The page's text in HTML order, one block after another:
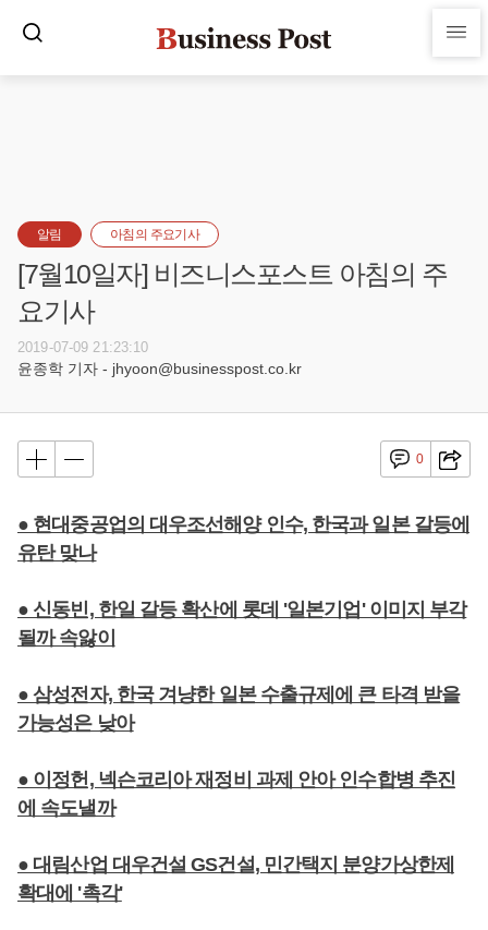
알림 아침의 주요기사
[7월10일자] 비즈니스포스트 아침의 주
요기사
2019-07-09 21:23:10
윤종학 기자 - jhyoon@businesspost.co.kr
0
● 현대중공업의 대우조선해양 인수, 한국과 일본 갈등에
유탄 맞나
● 신동빈, 한일 갈등 확산에 롯데 '일본기업' 이미지 부각
될까 속앓이
● 삼성전자, 한국 겨냥한 일본 수출규제에 큰 타격 받을
가능성은 낮아
● 이정헌, 넥슨코리아 재정비 과제 안아 인수합병 추진
에 속도낼까
● 대림산업 대우건설 GS건설, 민간택지 분양가상한제
확대에 '촉각'